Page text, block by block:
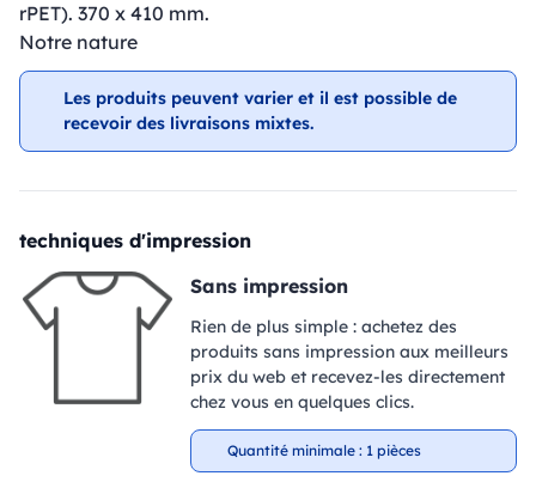
rPET). 370 x 410 mm.
Notre nature
Les produits peuvent varier et il est possible de
recevoir des livraisons mixtes.
techniques d'impression
Sans impression
Rien de plus simple : achetez des
produits sans impression aux meilleurs
prix du web et recevez-les directement
chez vous en quelques clics.
Quantité minimale : 1 pièces